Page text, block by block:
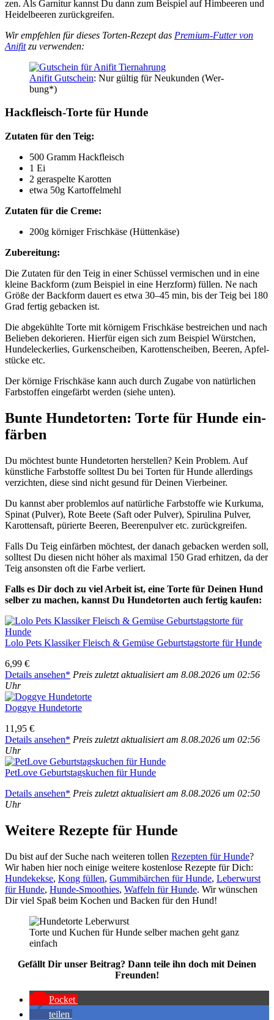
zen. Als Gar­ni­tur kannst Du dann zum Bei­spiel auf Him­bee­ren und
Hei­del­bee­ren zurück­grei­fen.
Wir emp­feh­len für die­ses Tor­ten-Rezept das Pre­mi­um-Fut­ter von
Ani­fitzu ver­wen­den:
Ani­fit Gut­schein: Nur gül­tig für Neu­kun­den (Wer­
bung*)
Hack­fleisch-Tor­te für Hun­de
Zuta­ten für den Teig:
500 Gramm Hack­fleisch
1 Ei
2 geras­pel­te Karot­ten
etwa 50g Kar­tof­fel­mehl
Zuta­ten für die Creme:
200g kör­ni­ger Frisch­kä­se (Hüt­ten­kä­se)
Zube­rei­tung:
Die Zuta­ten für den Teig in einer Schüs­sel ver­mi­schen und in eine
klei­ne Back­form (zum Bei­spiel in eine Herz­form) fül­len. Ne nach
Grö­ße der Back­form dau­ert es etwa 30–45 min, bis der Teig bei 180
Grad fer­tig geba­cken ist.
Die abge­kühl­te Tor­te mit kör­ni­gem Frisch­kä­se bestrei­chen und nach
Belie­ben deko­rie­ren. Hier­für eigen sich zum Bei­spiel Würst­chen,
Hun­de­le­cker­lies, Gur­ken­schei­ben, Karot­ten­schei­ben, Bee­ren, Apfel­
stü­cke etc.
Der kör­ni­ge Frisch­kä­se kann auch durch Zuga­be von natür­li­chen
Farb­stof­fen ein­ge­färbt wer­den (sie­he unten).
Bun­te Hun­de­tor­ten: Tor­te für Hun­de ein­
fär­ben
Du möch­test bun­te Hun­de­tor­ten her­stel­len? Kein Pro­blem. Auf
künst­li­che Farb­stof­fe soll­test Du bei Tor­ten für Hun­de aller­dings
ver­zich­ten, die­se sind nicht gesund für Dei­nen Vier­bei­ner.
Du kannst aber pro­blem­los auf natür­li­che Farb­stof­fe wie Kur­ku­ma,
Spi­nat (Pul­ver), Rote Bee­te (Saft oder Pul­ver), Spi­ru­li­na Pul­ver,
Karot­ten­saft, pürier­te Bee­ren, Bee­ren­pul­ver etc. zurück­grei­fen.
Falls Du Teig ein­fär­ben möch­test, der danach geba­cken wer­den soll,
soll­test Du die­sen nicht höher als maxi­mal 150 Grad erhit­zen, da der
Teig ansons­ten oft die Far­be ver­liert.
Falls es Dir doch zu viel Arbeit ist, eine Tor­te für Dei­nen Hund
sel­ber zu machen, kannst Du Hun­de­tor­ten auch fer­tig kau­fen:
Lolo Pets Klas­si­ker Fleisch & Gemü­se Geburts­tags­tor­te für Hun­de
6,99 €
Details anse­hen* Preis zuletzt aktua­li­siert am 8.08.2026 um 02:56
Uhr
Dog­gye Hun­de­tor­te
11,95 €
Details anse­hen* Preis zuletzt aktua­li­siert am 8.08.2026 um 02:56
Uhr
PetL­ove Geburts­tags­ku­chen für Hun­de
Details anse­hen* Preis zuletzt aktua­li­siert am 8.08.2026 um 02:50
Uhr
Wei­te­re Rezep­te für Hun­de
Du bist auf der Suche nach wei­te­ren tol­len Rezep­ten für Hun­de?
Wir haben hier noch eini­ge wei­te­re kos­ten­lo­se Rezep­te für Dich:
Hun­de­kek­se, Kong fül­len, Gum­mi­bär­chen für Hun­de, Leber­wurst
für Hun­de, Hun­de-Smoothies, Waf­feln für Hun­de. Wir wün­schen
Dir viel Spaß beim Kochen und Backen für den Hund!
Tor­te und Kuchen für Hun­de sel­ber machen geht ganz
ein­fach
Gefällt Dir unser Bei­trag? Dann tei­le ihn doch mit Dei­nen
Freun­den!
Pocket
tei­len